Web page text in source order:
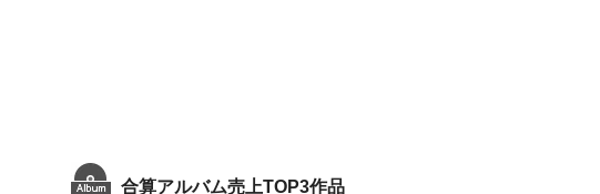
合算アルバム売上TOP3作品